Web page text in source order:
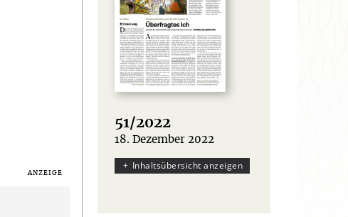
51/2022
:
18. Dezember 2022
Inhaltsübersicht anzeigen